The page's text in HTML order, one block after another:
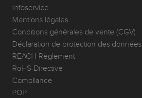
Infoservice
Mentions légales
Conditions générales de vente (CGV)
Déclaration de protection des données
REACH Règlement
RoHS-Directive
Compliance
POP